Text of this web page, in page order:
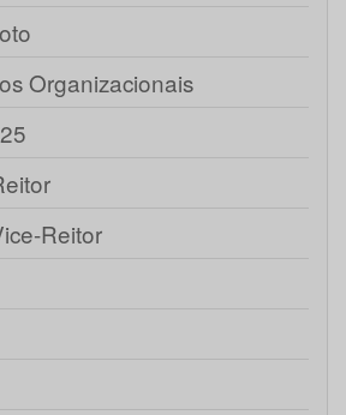
Organizacionais
Reitor